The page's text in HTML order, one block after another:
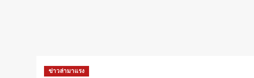
ข่าวล่ามาแรง